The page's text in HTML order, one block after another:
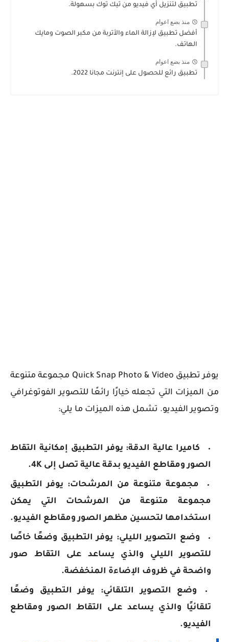
تطبيق لتنزيل أي فيديو من تيك توك بسهولة.
منذ بضع اعوام
أفضل تطبيق لإزالة الماء والأتربة من مكبر الصوت ومايك
الهاتف.
منذ بضع اعوام
تطبيق رائع للحصول على إنترنت مجانا 2022.
يوفر تطبيق Quick Snap Photo & Video مجموعة متنوعة
من الميزات التي تجعله خيارًا رائعًا للتصوير الفوتوغرافي
وتصوير الفيديو. تشمل هذه الميزات ما يلي:
كاميرا عالية الدقة: يوفر التطبيق إمكانية التقاط
الصور ومقاطع الفيديو بدقة عالية تصل إلى 4K.
مجموعة متنوعة من المرشحات: يوفر التطبيق
مجموعة متنوعة من المرشحات التي يمكن
استخدامها لتحسين مظهر الصور ومقاطع الفيديو.
وضع التصوير الليلي: يوفر التطبيق وضعًا خاصًا
للتصوير الليلي والذي يساعد على التقاط صور
واضحة في ظروف الإضاءة المنخفضة.
وضع التصوير التلقائي: يوفر التطبيق وضعًا
تلقائيًا والذي يساعد على التقاط الصور ومقاطع
الفيديو.